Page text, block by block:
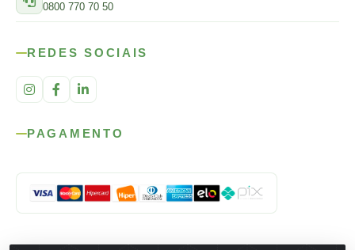
0800 770 70 50
REDES SOCIAIS
PAGAMENTO